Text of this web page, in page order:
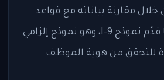
مقارنة بياناته مع قواعد
بيانات حكومية. كما قدّم نموذج I-9، وهو نموذج إلزامي
للتحقق من هوية الموظف